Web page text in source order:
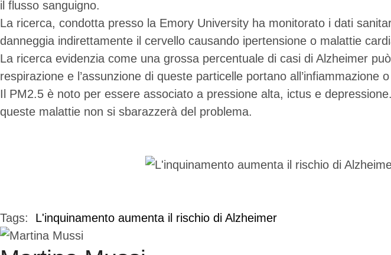
il flusso sanguigno.
La ricerca, condotta presso la Emory University ha monitorato i dati
danneggia indirettamente il cervello causando ipertensione o malattie
La ricerca evidenzia come una grossa percentuale di casi di Alzheimer
respirazione e l’assunzione di queste particelle portano all’infiammazione
Il PM2.5 è noto per essere associato a pressione alta, ictus e
queste malattie non si sbarazzerà del problema.
Tags: L'inquinamento aumenta il rischio di Alzheimer